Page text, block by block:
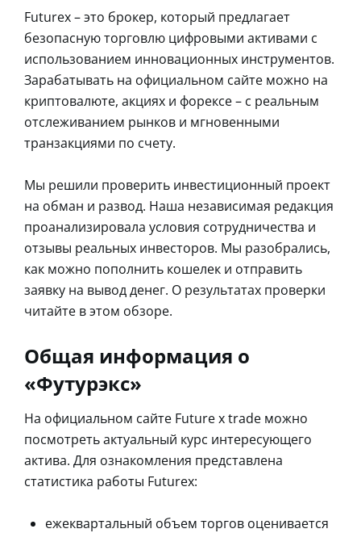
Futurex – это брокер, который предлагает
безопасную торговлю цифровыми активами с
использованием инновационных инструментов.
Зарабатывать на официальном сайте можно на
криптовалюте, акциях и форексе – с реальным
отслеживанием рынков и мгновенными
транзакциями по счету.
Мы решили проверить инвестиционный проект
на обман и развод. Наша независимая редакция
проанализировала условия сотрудничества и
отзывы реальных инвесторов. Мы разобрались,
как можно пополнить кошелек и отправить
заявку на вывод денег. О результатах проверки
читайте в этом обзоре.
Общая информация о
«Футурэкс»
На официальном сайте Future x trade можно
посмотреть актуальный курс интересующего
актива. Для ознакомления представлена
статистика работы Futurex:
ежеквартальный объем торгов оценивается